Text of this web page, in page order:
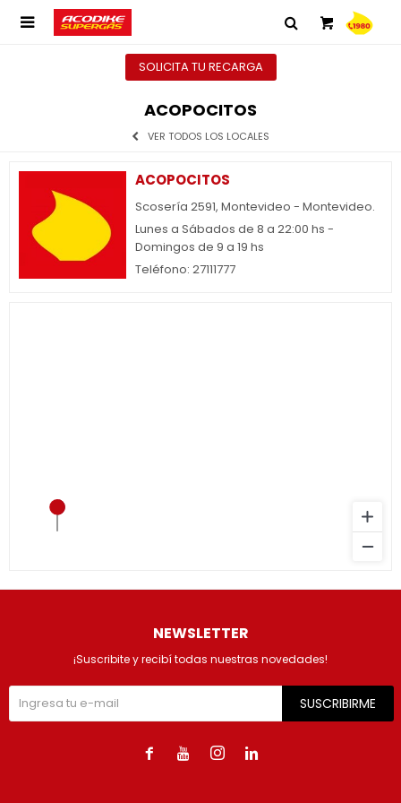

SOLICITA TU RECARGA
ACOPOCITOS
VER TODOS LOS LOCALES
ACOPOCITOS
Scosería 2591, Montevideo - Montevideo.
Lunes a Sábados de 8 a 22:00 hs -
Domingos de 9 a 19 hs
Teléfono: 27111777
NEWSLETTER
¡Suscribite y recibí todas nuestras novedades!
SUSCRIBIRME
   